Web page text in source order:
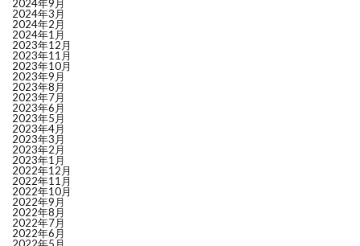
2024年9月
2024年3月
2024年2月
2024年1月
2023年12月
2023年11月
2023年10月
2023年9月
2023年8月
2023年7月
2023年6月
2023年5月
2023年4月
2023年3月
2023年2月
2023年1月
2022年12月
2022年11月
2022年10月
2022年9月
2022年8月
2022年7月
2022年6月